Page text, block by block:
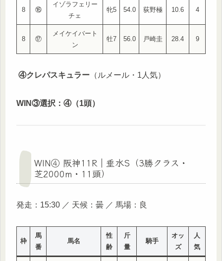
8 ⑯
イゾラフェリー
チェ
牝5 54.0 荻野極 10.6 4
8 ⑰
メイケイバート
ン
牡7 56.0 戸崎圭 28.4 9
④クレパスキュラー （ルメール・1人気）
WIN③選択：④（1頭）
WIN④ 阪神11R｜垂水S（3勝クラス・
芝2000m・11頭）
発走：15:30 ／ 天候：曇 ／ 馬場：良
枠
馬
番
馬名
性
齢
斤
量
騎手
オッ
ズ
人
気